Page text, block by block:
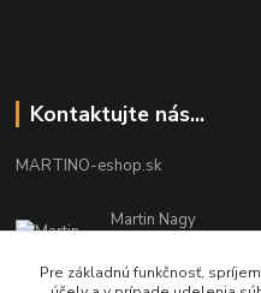
Kontaktujte nás...
MARTINO-eshop.sk
Martin Nagy
Pracovné dni - 08:00
Pre základnú funkčnosť,